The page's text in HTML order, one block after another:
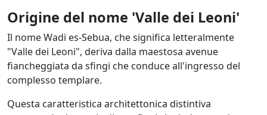
Origine del nome 'Valle dei Leoni'
Il nome Wadi es-Sebua, che significa letteralmente
"Valle dei Leoni", deriva dalla maestosa avenue
fiancheggiata da sfingi che conduce all'ingresso del
complesso templare.
Questa caratteristica architettonica distintiva